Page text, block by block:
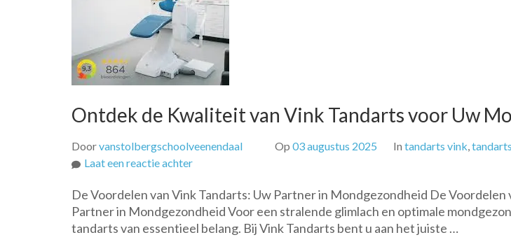
Ontdek de Kwaliteit van Vink Tandarts voor Uw
Doorvanstolbergschoolveenendaal Op 03 augustus 2025 In tandarts vink,
Laat een reactie achterop
de
Kwaliteit
van
De Voordelen van Vink Tandarts: Uw Partner in Mondgezondheid De Voordelen
Partner in Mondgezondheid Voor een stralende glimlach en optimale
tandarts van essentieel belang. Bij Vink Tandarts bent u aan het juiste …